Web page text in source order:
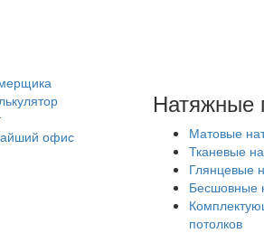
офис
Натяжные
Матовые
Тканевые
Глянцевые
Бесшовные
потолков